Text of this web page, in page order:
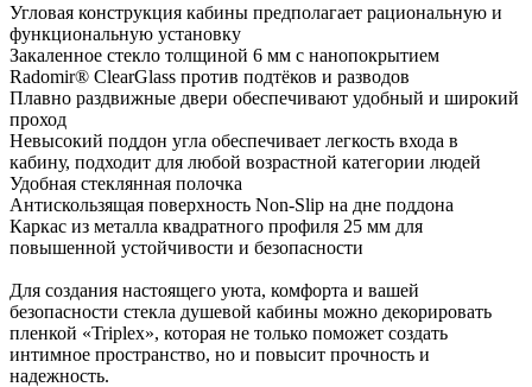
Угловая конструкция кабины предполагает рациональную и
функциональную установку
Закаленное стекло толщиной 6 мм с нанопокрытием
Radomir® ClearGlass против подтёков и разводов
Плавно раздвижные двери обеспечивают удобный и широкий
проход
Невысокий поддон угла обеспечивает легкость входа в
кабину, подходит для любой возрастной категории людей
Удобная стеклянная полочка
Антискользящая поверхность Non-Slip на дне поддона
Каркас из металла квадратного профиля 25 мм для
повышенной устойчивости и безопасности
Для создания настоящего уюта, комфорта и вашей
безопасности стекла душевой кабины можно декорировать
пленкой «Triplex», которая не только поможет создать
интимное пространство, но и повысит прочность и
надежность.